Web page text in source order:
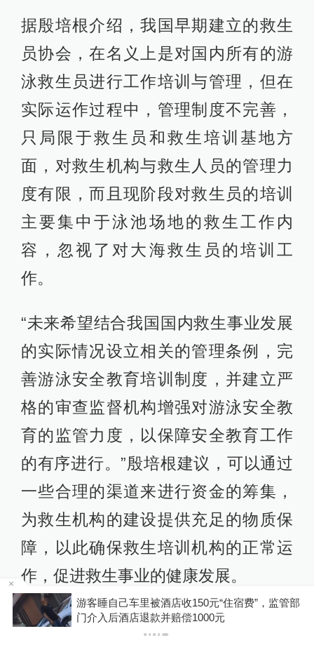
据殷培根介绍，我国早期建立的救生
员协会，在名义上是对国内所有的游
泳救生员进行工作培训与管理，但在
实际运作过程中，管理制度不完善，
只局限于救生员和救生培训基地方
面，对救生机构与救生人员的管理力
度有限，而且现阶段对救生员的培训
主要集中于泳池场地的救生工作内
容，忽视了对大海救生员的培训工
作。
“未来希望结合我国国内救生事业发展
的实际情况设立相关的管理条例，完
善游泳安全教育培训制度，并建立严
格的审查监督机构增强对游泳安全教
育的监管力度，以保障安全教育工作
的有序进行。”殷培根建议，可以通过
一些合理的渠道来进行资金的筹集，
为救生机构的建设提供充足的物质保
障，以此确保救生培训机构的正常运
作，促进救生事业的健康发展。
游客睡自己车里被酒店收150元“住宿费”，监管部
门介入后酒店退款并赔偿1000元